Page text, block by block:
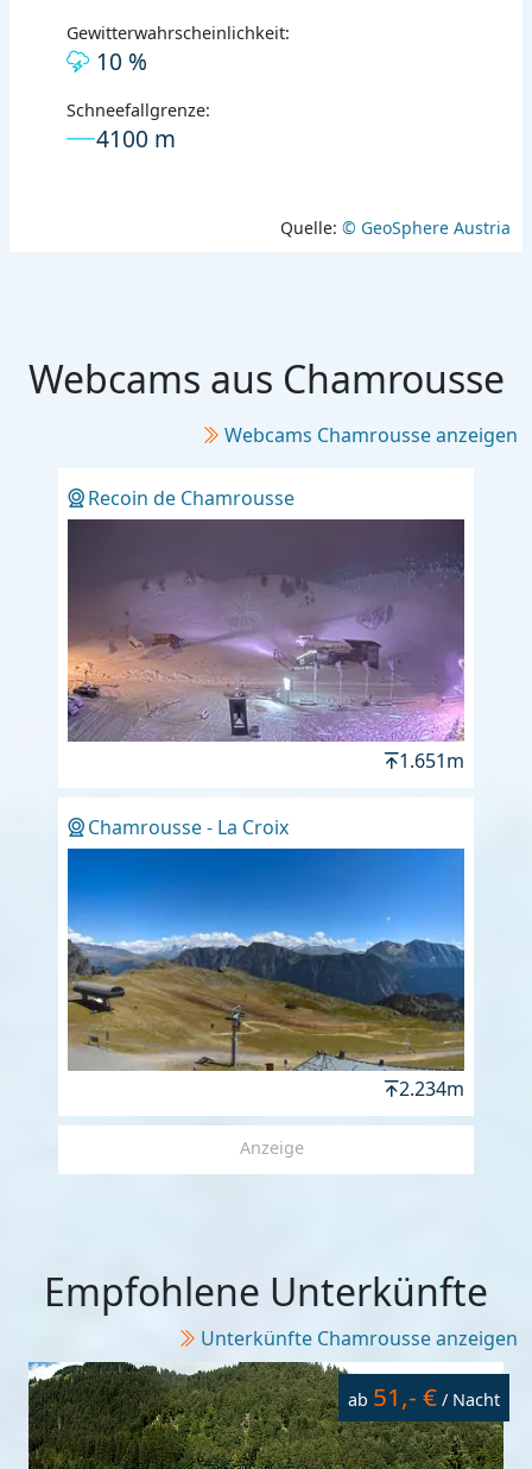
Gewitterwahrscheinlichkeit:
10 %
Schneefallgrenze:
4100 m
Quelle: © GeoSphere Austria
Webcams aus Chamrousse
Webcams Chamrousse anzeigen
Recoin de Chamrousse
1.651m
Chamrousse - La Croix
2.234m
Anzeige
Empfohlene Unterkünfte
Unterkünfte Chamrousse anzeigen
ab 51,- € / Nacht